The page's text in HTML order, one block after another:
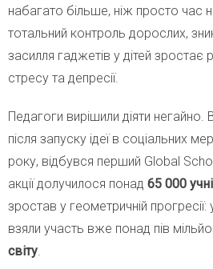
набагато більше, ніж просто час
тотальний контроль дорослих,
засилля гаджетів у дітей зростає
стресу та депресії.
Педагоги вирішили діяти
після запуску ідеї в соціальних
року, відбувся перший Global
акції долучилося понад 65 000
зростав у геометричній
взяли участь вже понад пів
світу.